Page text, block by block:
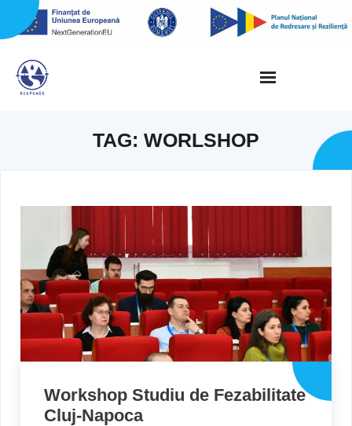
TAG: WORLSHOP
Workshop Studiu de Fezabilitate
Cluj-Napoca